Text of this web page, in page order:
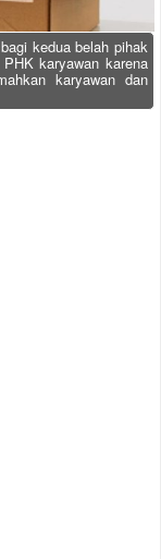
kedua belah pihak
karyawan karena
karyawan dan